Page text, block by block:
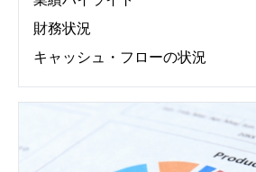
財務状況
キャッシュ・フローの状況